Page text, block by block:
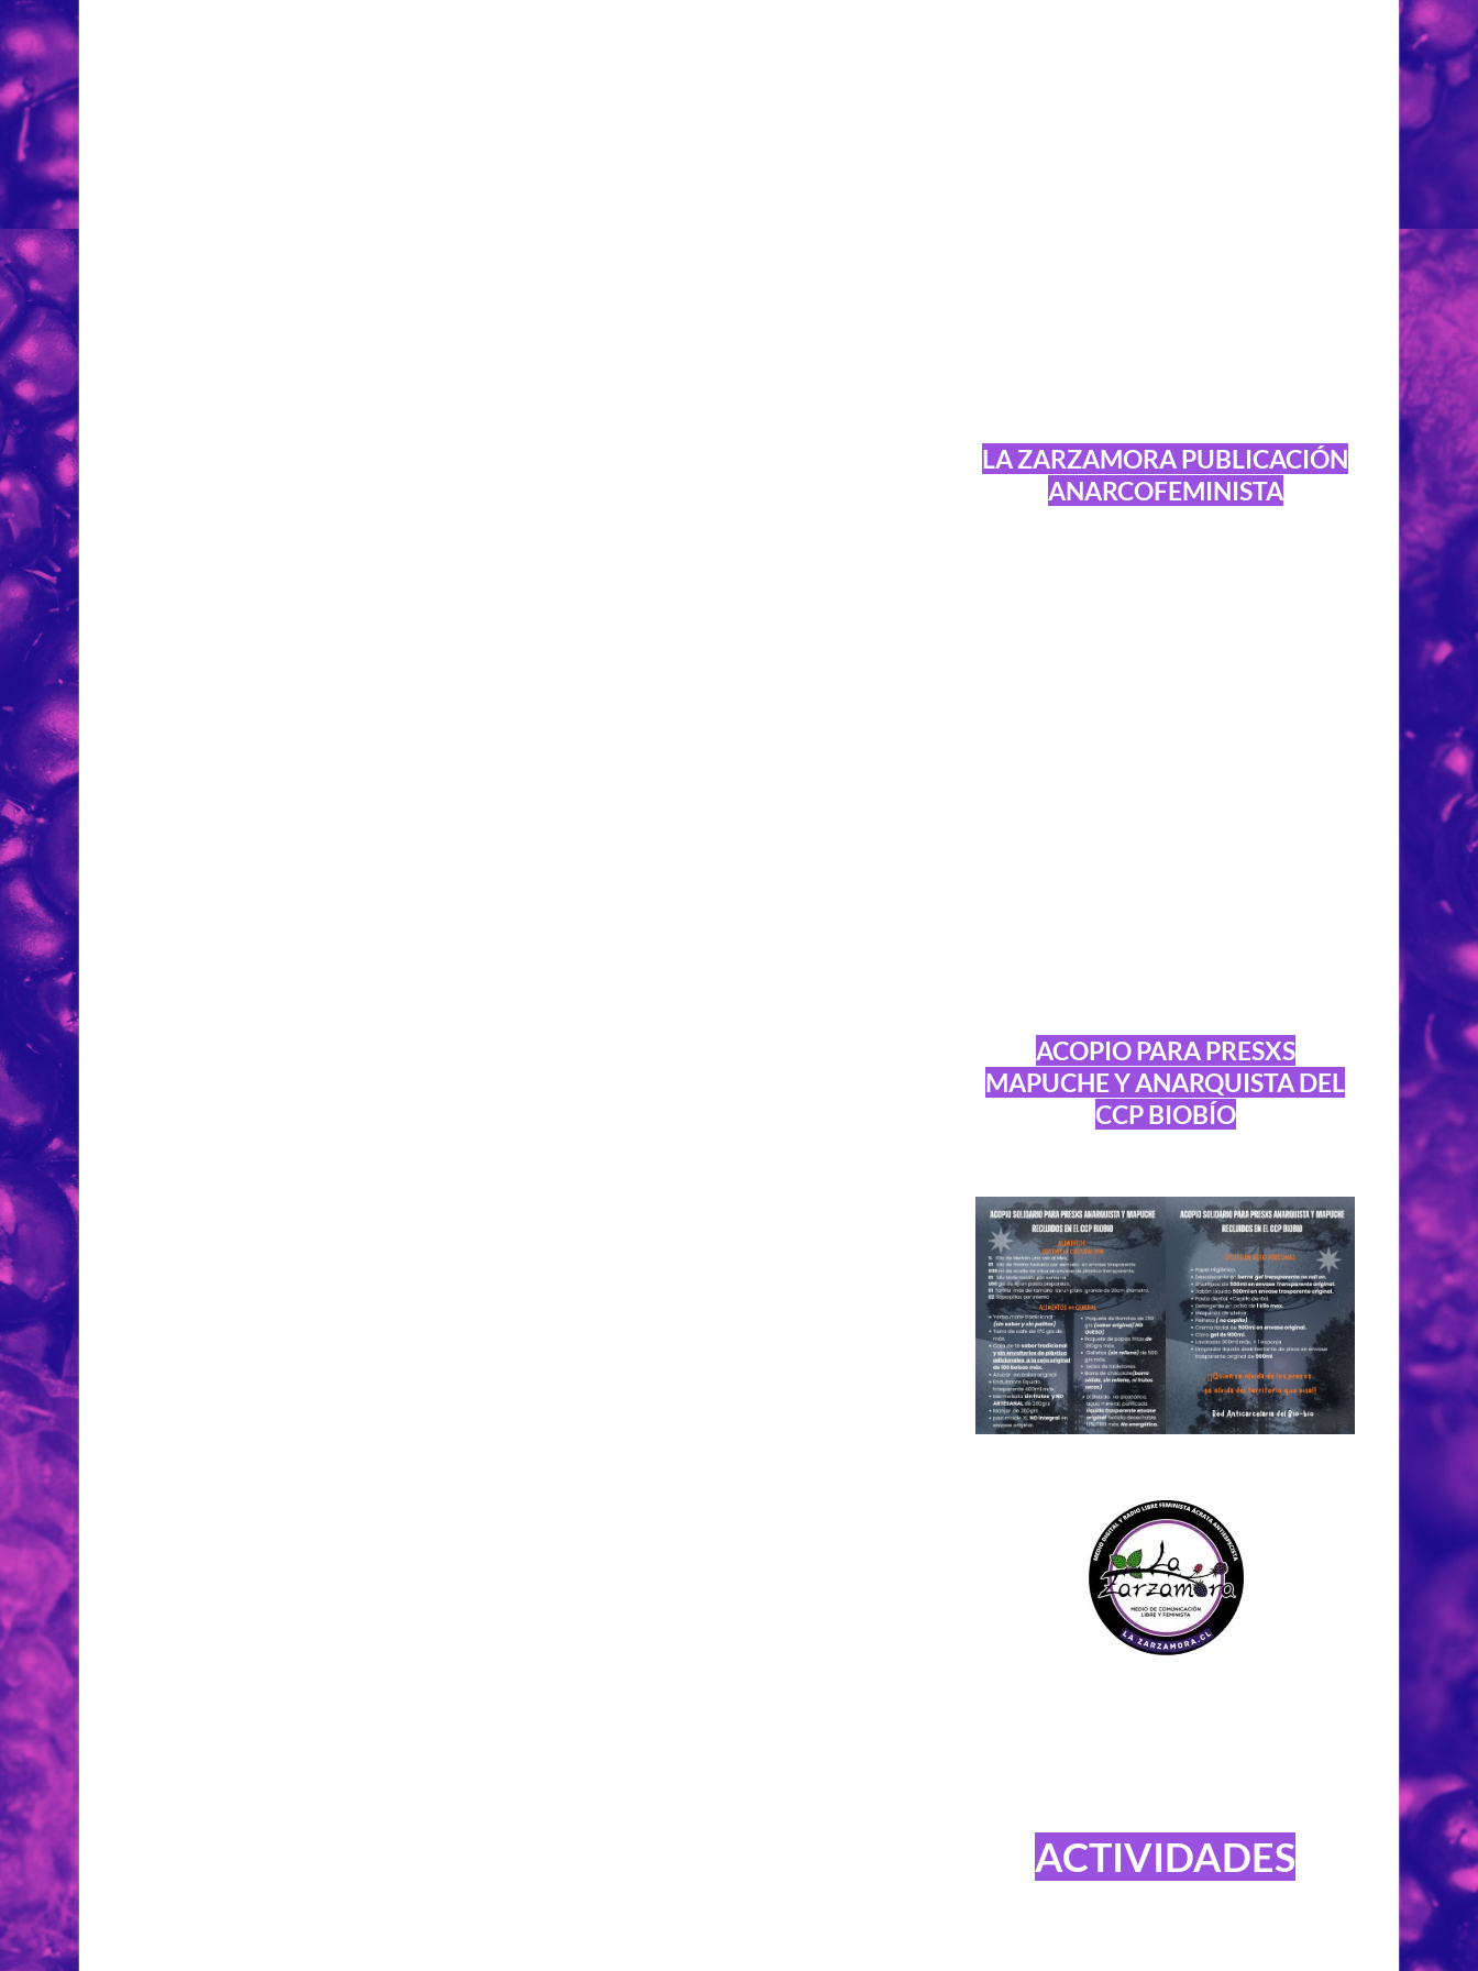
LA ZARZAMORA PUBLICACIÓN
ANARCOFEMINISTA
ACOPIO PARA PRESXS
MAPUCHE Y ANARQUISTA DEL
CCP BIOBÍO
ACTIVIDADES